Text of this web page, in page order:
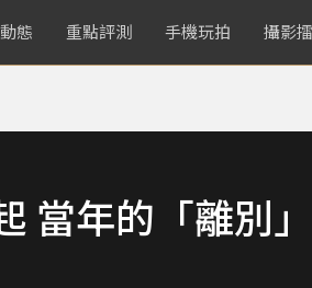
態 重點評測 手機玩拍 攝影
當年的「離別